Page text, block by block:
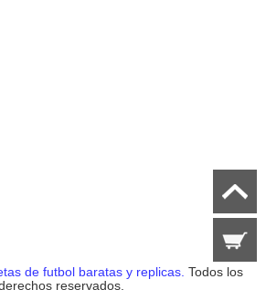
de futbol baratas y replicas. Todos los
reservados.